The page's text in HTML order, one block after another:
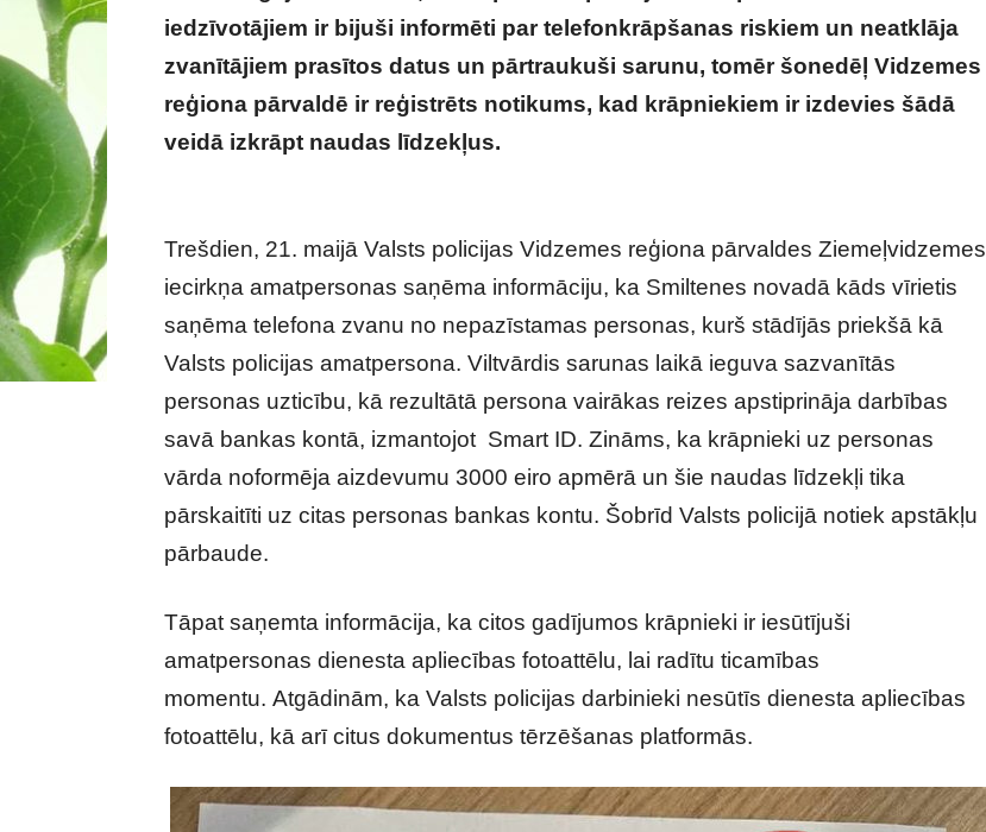
iedzīvotājiem ir bijuši informēti par telefonkrāpšanas riskiem un neatklāja
zvanītājiem prasītos datus un pārtraukuši sarunu, tomēr šonedēļ Vidzemes
reģiona pārvaldē ir reģistrēts notikums, kad krāpniekiem ir izdevies šādā
veidā izkrāpt naudas līdzekļus.
Trešdien, 21. maijā Valsts policijas Vidzemes reģiona pārvaldes Ziemeļvidzemes
iecirkņa amatpersonas saņēma informāciju, ka Smiltenes novadā kāds vīrietis
saņēma telefona zvanu no nepazīstamas personas, kurš stādījās priekšā kā
Valsts policijas amatpersona. Viltvārdis sarunas laikā ieguva sazvanītās
personas uzticību, kā rezultātā persona vairākas reizes apstiprināja darbības
savā bankas kontā, izmantojot Smart ID. Zināms, ka krāpnieki uz personas
vārda noformēja aizdevumu 3000 eiro apmērā un šie naudas līdzekļi tika
pārskaitīti uz citas personas bankas kontu. Šobrīd Valsts policijā notiek apstākļu
pārbaude.
Tāpat saņemta informācija, ka citos gadījumos krāpnieki ir iesūtījuši
amatpersonas dienesta apliecības fotoattēlu, lai radītu ticamības
momentu. Atgādinām, ka Valsts policijas darbinieki nesūtīs dienesta apliecības
fotoattēlu, kā arī citus dokumentus tērzēšanas platformās.